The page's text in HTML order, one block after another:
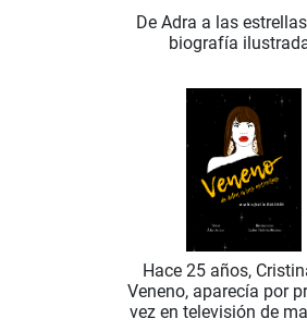
De Adra a las
biografía
Hace 25 años,
Veneno, aparecía por
vez en televisión de